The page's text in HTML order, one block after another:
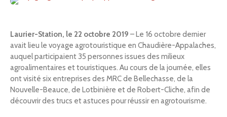
Laurier-Station, le 22 octobre 2019 – Le 16 octobre dernier
avait lieu le voyage agrotouristique en Chaudière-Appalaches,
auquel participaient 35 personnes issues des milieux
agroalimentaires et touristiques. Au cours de la journée, elles
ont visité six entreprises des MRC de Bellechasse, de la
Nouvelle-Beauce, de Lotbinière et de Robert-Cliche, afin de
découvrir des trucs et astuces pour réussir en agrotourisme.